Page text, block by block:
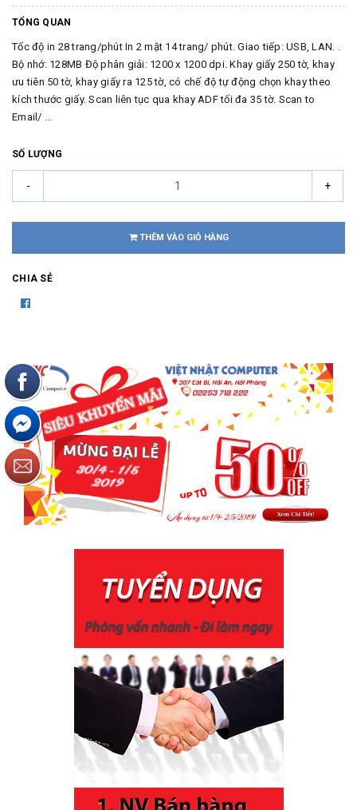
TỔNG QUAN
Tốc độ in 28 trang/phút In 2 mặt 14 trang/ phút. Giao tiếp: USB, LAN. .
Bộ nhớ: 128MB Độ phân giải: 1200 x 1200 dpi. Khay giấy 250 tờ, khay
ưu tiên 50 tờ, khay giấy ra 125 tờ, có chế độ tự động chọn khay theo
kích thước giấy. Scan liên tục qua khay ADF tối đa 35 tờ. Scan to
Email/ ...
SỐ LƯỢNG
- +
THÊM VÀO GIỎ HÀNG
CHIA SẺ